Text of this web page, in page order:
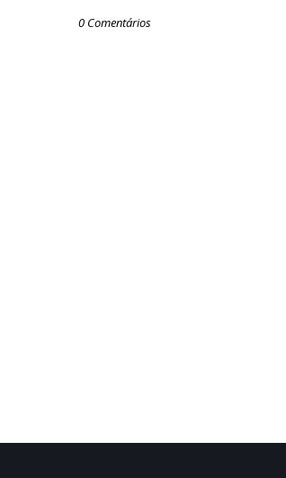
0 Comentários